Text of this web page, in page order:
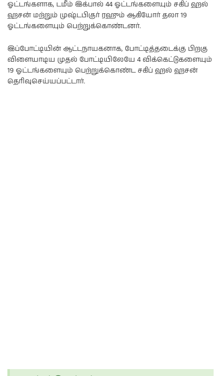
ஓட்டங்களாக, டமீம் இக்பால் 44 ஓட்டங்களையும் சகிப் ஹல்
ஹசன் மற்றும் முஷ்டபிகுர் ரஹும் ஆகியோர் தலா 19
ஓட்டங்களையும் பெற்றுக்கொண்டனர்.
இப்போட்டியின் ஆட்டநாயகனாக, போட்டித்தடைக்கு பிறகு
விளையாடிய முதல் போட்டியிலேயே 4 விக்கெட்டுகளையும்
19 ஓட்டங்களையும் பெற்றுக்கொண்ட சகிப் ஹல் ஹசன்
தெரிவுசெய்யப்பட்டார்.